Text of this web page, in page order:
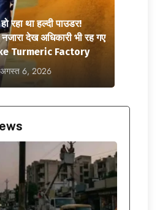
रहा था हल्दी पाउडर!
देख अधिकारी भी रह गए
Turmeric Factory
अगस्त 6, 2026